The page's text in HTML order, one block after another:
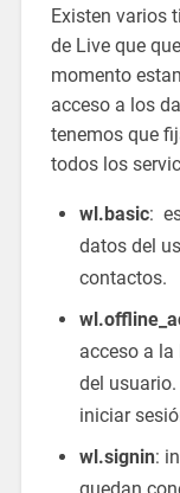
Existen varios
de Live que
momento
acceso a los
tenemos que
todos los
wl.basic:
datos del
contactos.
acceso a
del
iniciar
wl.signin: